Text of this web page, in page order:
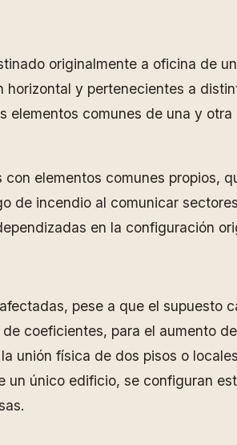
originalmente a oficina de
y pertenecientes a
elementos comunes de una y otra
elementos comunes propios,
de incendio al comunicar
en la configuración
pese a que el supuesto
coeficientes, para el aumento
unión física de dos pisos o
un único edificio, se configuran